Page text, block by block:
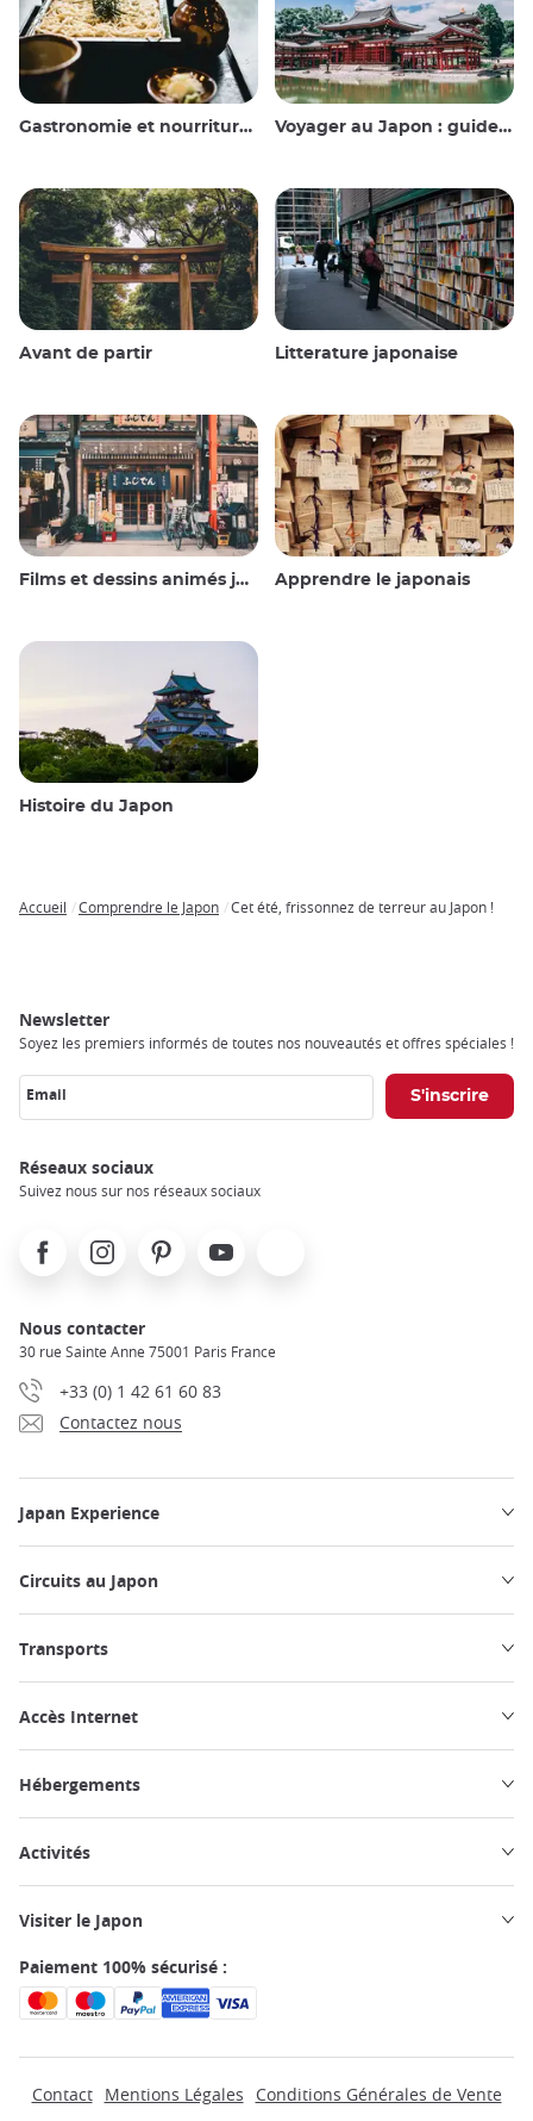
Gastronomie et nourriture japonaise Voyager au Japon : guide et conseils
Avant de partir Litterature japonaise
Films et dessins animés japonais Apprendre le japonais
Histoire du Japon
Accueil Comprendre le Japon Cet été, frissonnez de terreur au Japon !
Newsletter
Soyez les premiers informés de toutes nos nouveautés et offres spéciales !
Email
Réseaux sociaux
Suivez nous sur nos réseaux sociaux
FacebookInstagramPinterest Youtube
Nous contacter
30 rue Sainte Anne 75001 Paris France
+33 (0) 1 42 61 60 83
Contactez nous
Japan Experience
Circuits au Japon
Transports
Accès Internet
Hébergements
Activités
Visiter le Japon
Paiement 100% sécurisé :
Contact Mentions Légales
Conditions Générales de Vente